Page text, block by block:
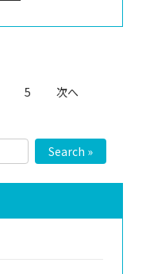
5 次へ
Search »